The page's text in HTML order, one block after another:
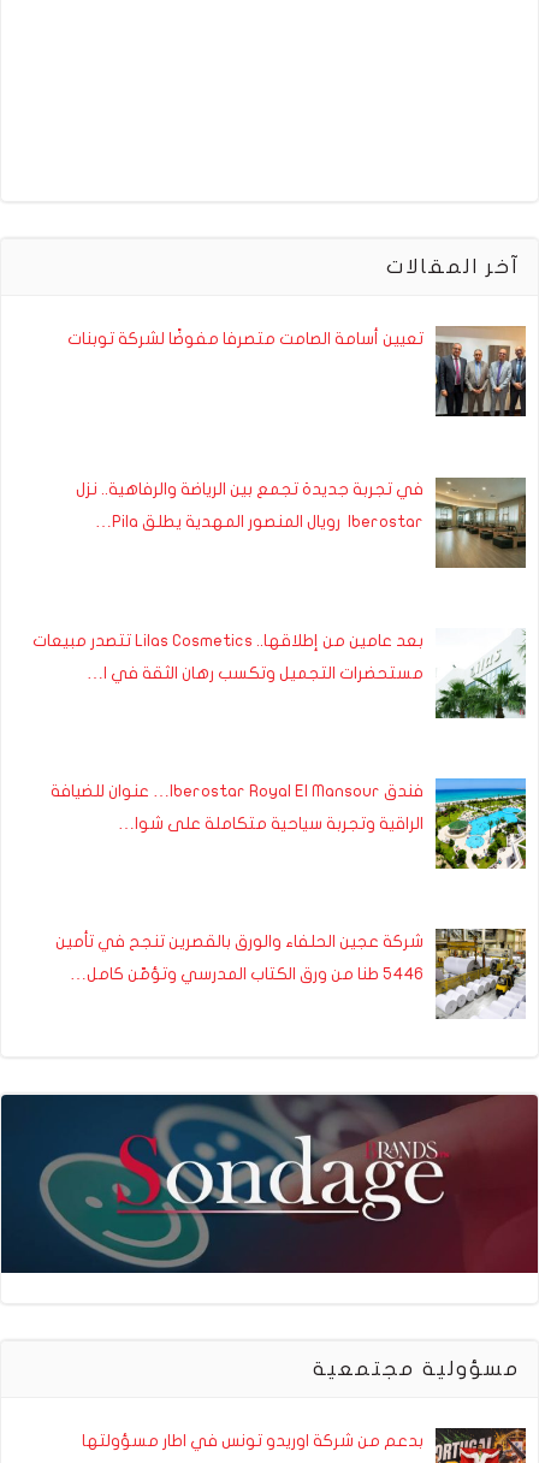
آخر المقالات
تعيين أسامة الصامت متصرفا مفوضًا لشركة توبنات
في تجربة جديدة تجمع بين الرياضة والرفاهية.. نزل
Iberostar رويال المنصور المهدية يطلق Pila…
بعد عامين من إطلاقها.. Lilas Cosmetics تتصدر مبيعات
مستحضرات التجميل وتكسب رهان الثقة في ا…
فندق Iberostar Royal El Mansour… عنوان للضيافة
الراقية وتجربة سياحية متكاملة على شوا…
شركة عجين الحلفاء والورق بالقصرين تنجح في تأمين
5446 طنا من ورق الكتاب المدرسي وتؤمّن كامل…
مسؤولية مجتمعية
بدعم من شركة اوريدو تونس في اطار مسؤولتها